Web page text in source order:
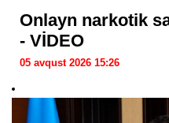
Onlayn narkotik
- VİDEO
05 avqust 2026 15:26